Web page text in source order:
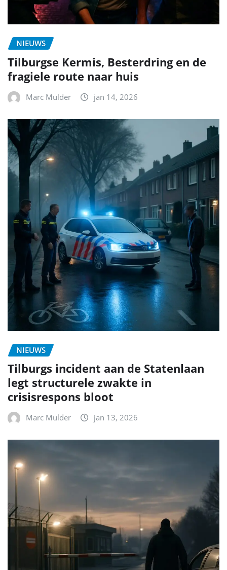
NIEUWS
Tilburgse Kermis, Besterdring en de
fragiele route naar huis
Marc Mulder jan 14, 2026
NIEUWS
Tilburgs incident aan de Statenlaan
legt structurele zwakte in
crisisrespons bloot
Marc Mulder jan 13, 2026